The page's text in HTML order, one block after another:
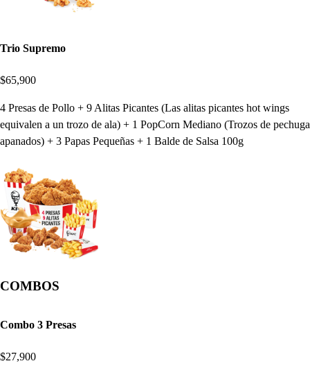
Trio Supremo
$65,900
4 Presas de Pollo + 9 Alitas Picantes (Las alitas picantes hot wings
equivalen a un trozo de ala) + 1 PopCorn Mediano (Trozos de pechuga
apanados) + 3 Papas Pequeñas + 1 Balde de Salsa 100g
COMBOS
Combo 3 Presas
$27,900